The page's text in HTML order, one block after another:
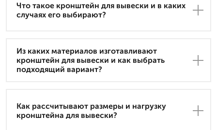
Что такое кронштейн для вывески и в каких
случаях его выбирают?
Из каких материалов изготавливают
кронштейн для вывески и как выбрать
подходящий вариант?
Как рассчитывают размеры и нагрузку
кронштейна для вывески?